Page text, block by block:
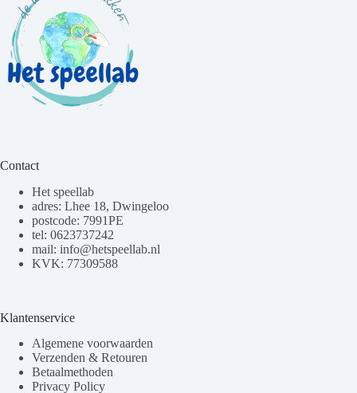
Contact
Het speellab
adres: Lhee 18, Dwingeloo
postcode: 7991PE
tel: 0623737242
mail: info@hetspeellab.nl
KVK: 77309588
Klantenservice
Algemene voorwaarden
Verzenden & Retouren
Betaalmethoden
Privacy Policy